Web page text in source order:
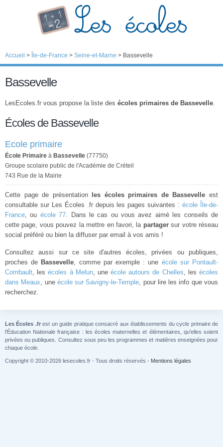
Accueil > Île-de-France > Seine-et-Marne > Bassevelle
Bassevelle
LesEcoles.fr vous propose la liste des écoles primaires de Bassevelle.
Écoles de Bassevelle
Ecole primaire
École Primaire à Bassevelle (77750)
Groupe scolaire public de l'Académie de Créteil
743 Rue de la Mairie
Cette page de présentation les écoles primaires de Bassevelle est
consultable sur Les Écoles .fr depuis les pages suivantes :école Île-de-
France, ou école 77. Dans le cas ou vous avez aimé les conseils de
cette page, vous pouvez la mettre en favori, la partagersur votre réseau
social préféré ou bien la diffuser par email à vos amis !
Consultez aussi sur ce site d'autres écoles, privées ou publiques,
proches de Bassevelle, comme par exemple : une école sur Pontault-
Combault, lesécoles à Melun, uneécole autours de Chelles, lesécoles
dans Meaux, une école sur Savigny-le-Temple, pour lire les info que vous
recherchez.
Les Écoles .frest un guide pratique consacré aux établissements du cycle primaire de
l'Éducation Nationale française : les écoles maternelles et élémentaires, qu'elles soient
privées ou publiques. Consultez sous peu les programmes et matières enseignées pour
chaque école.
Copyright © 2010-2026 lesecoles.fr - Tous droits réservés - Mentions légales